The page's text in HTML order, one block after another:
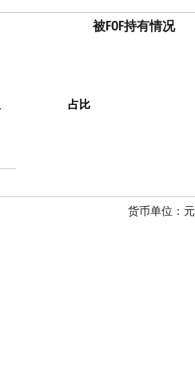
占比
被FOF持有情况
货币单位：元